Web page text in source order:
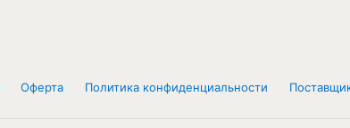
Оферта Политика конфиденциальности